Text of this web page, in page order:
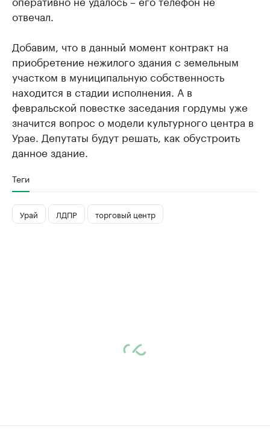
отвечал.
Добавим, что в данный момент контракт на
приобретение нежилого здания с земельным
участком в муниципальную собственность
находится в стадии исполнения. А в
февральской повестке заседания гордумы уже
значится вопрос о модели культурного центра в
Урае. Депутаты будут решать, как обустроить
данное здание.
Теги
Урай ЛДПР торговый центр